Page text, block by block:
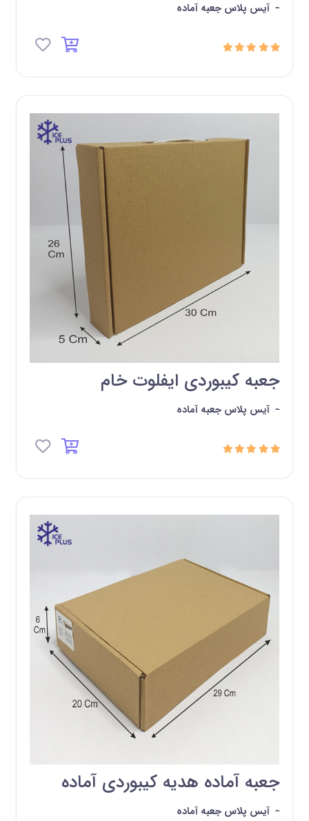
- آیس پلاس جعبه آماده
جعبه کیبوردی ایفلوت خام
- آیس پلاس جعبه آماده
جعبه آماده هدیه کیبوردی آماده
- آیس پلاس جعبه آماده